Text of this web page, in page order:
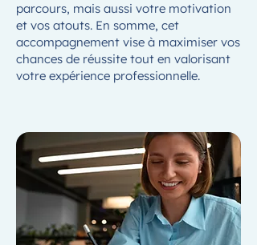
parcours, mais aussi votre motivation
et vos atouts. En somme, cet
accompagnement vise à maximiser vos
chances de réussite tout en valorisant
votre expérience professionnelle.